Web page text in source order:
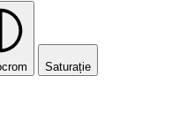
Saturație